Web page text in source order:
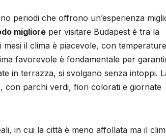
periodi che offrono un’esperienza
migliore per visitare Budapest è tra la
mesi il clima è piacevole, con
favorevole è fondamentale per
in terrazza, si svolgano senza intoppi.
con parchi verdi, fiori colorati e giornate
in cui la città è meno affollata ma il